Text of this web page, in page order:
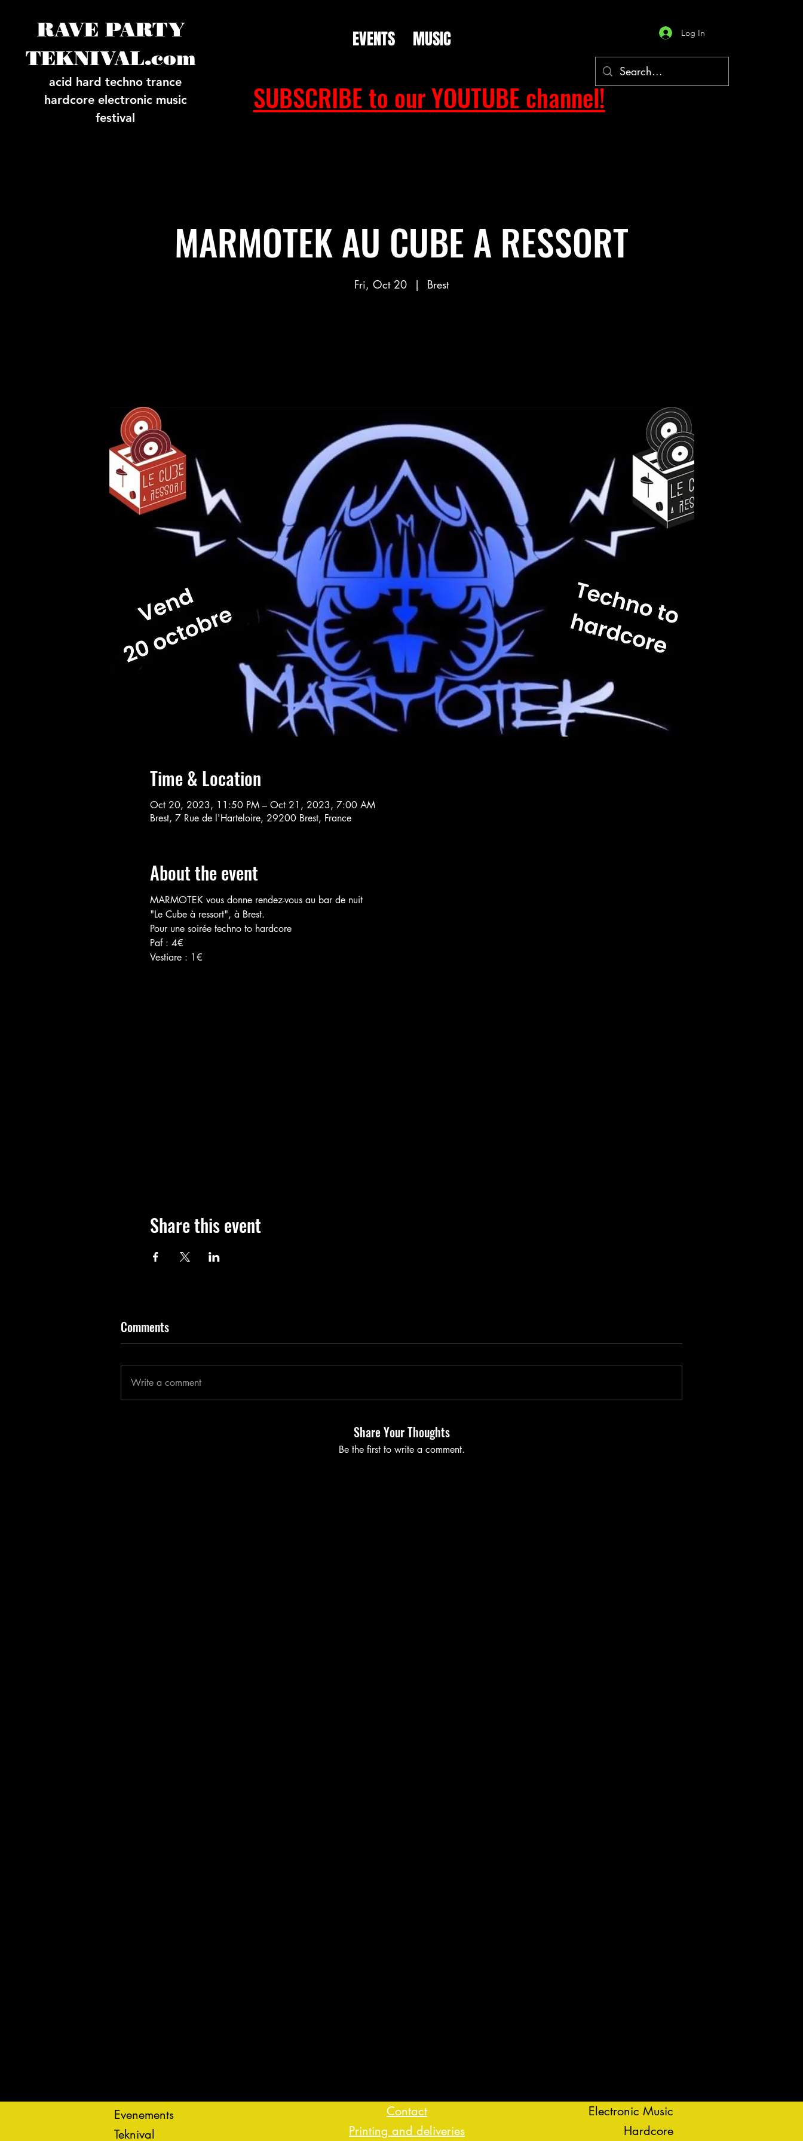
RAVE PARTY
TEKNIVAL.com
acid hard techno trance
hardcore electronic music
festival
SUBSCRIBE to our YOUTUBE channel!
Log In
EVENTS MUSIC
MARMOTEK AU CUBE A RESSORT
Fri, Oct 20
  |
Brest
Time & Location
Oct 20, 2023, 11:50 PM – Oct 21, 2023, 7:00 AM
Brest, 7 Rue de l'Harteloire, 29200 Brest, France
About the event
MARMOTEK vous donne rendez-vous au bar de nuit
"Le Cube à ressort", à Brest.
Pour une soirée techno to hardcore
Paf : 4€
Vestiare : 1€
Share this event
Comments
Write a comment
Share Your Thoughts
Be the first to write a comment.
Evenements
Teknival
Contact
Printing and deliveries
Electronic Music
Hardcore